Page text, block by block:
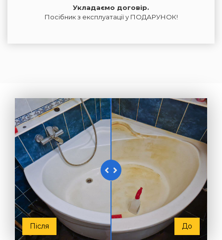
Укладаємо договір.
Посібник з експлуатації у ПОДАРУНОК!
Після До